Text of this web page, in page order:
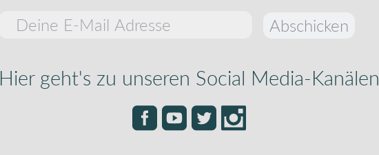
Abschicken
Hier geht's zu unseren Social Media-Kanälen